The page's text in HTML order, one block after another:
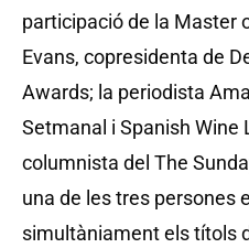
participació de la Master
Evans, copresidenta de
Awards; la periodista
Setmanal i Spanish Wine
columnista del The
una de les tres persones
simultàniament els títols